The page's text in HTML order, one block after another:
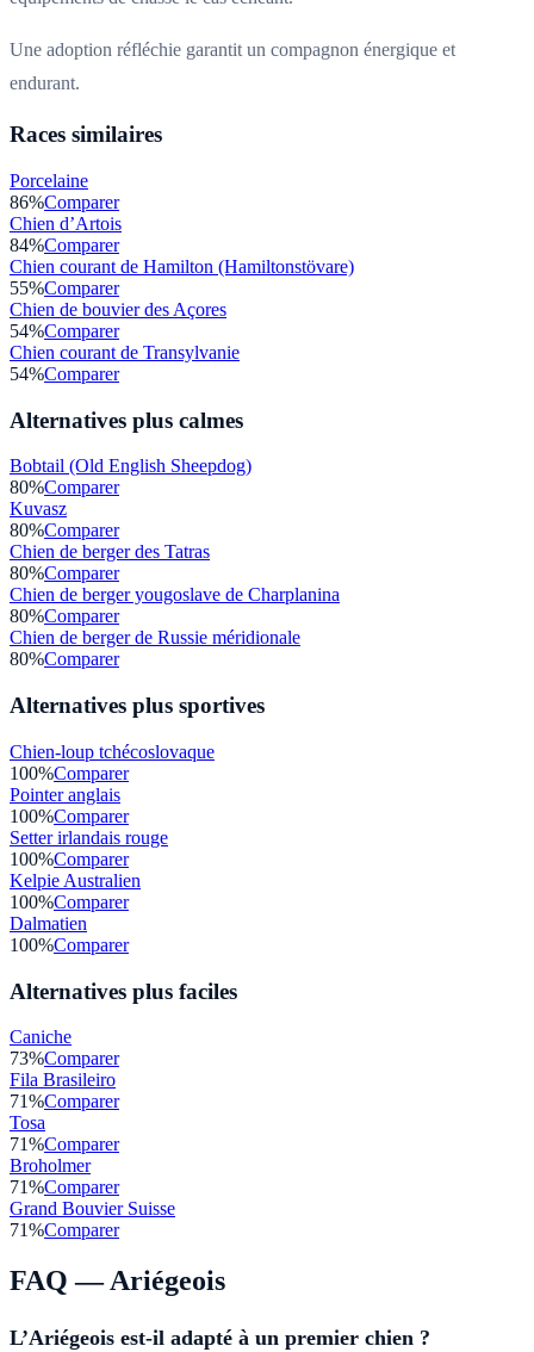
Une adoption réfléchie garantit un compagnon énergique et
endurant.
Races similaires
Porcelaine
86%Comparer
Chien d’Artois
84%Comparer
Chien courant de Hamilton (Hamiltonstövare)
55%Comparer
Chien de bouvier des Açores
54%Comparer
Chien courant de Transylvanie
54%Comparer
Alternatives plus calmes
Bobtail (Old English Sheepdog)
80%Comparer
Kuvasz
80%Comparer
Chien de berger des Tatras
80%Comparer
Chien de berger yougoslave de Charplanina
80%Comparer
Chien de berger de Russie méridionale
80%Comparer
Alternatives plus sportives
Chien-loup tchécoslovaque
100%Comparer
Pointer anglais
100%Comparer
Setter irlandais rouge
100%Comparer
Kelpie Australien
100%Comparer
Dalmatien
100%Comparer
Alternatives plus faciles
Caniche
73%Comparer
Fila Brasileiro
71%Comparer
Tosa
71%Comparer
Broholmer
71%Comparer
Grand Bouvier Suisse
71%Comparer
FAQ —Ariégeois
L’Ariégeois est-il adapté à un premier chien ?